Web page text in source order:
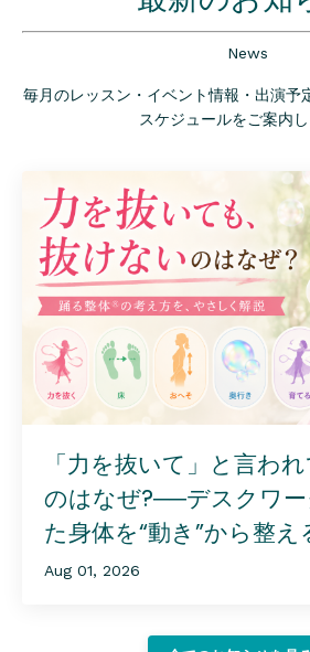
News
毎月のレッスン・イベント情報・出演予
スケジュールをご案内し
「力を抜いて」と言わ
のはなぜ?──デスクワ
た身体を“動き”から整え
Aug 01, 2026